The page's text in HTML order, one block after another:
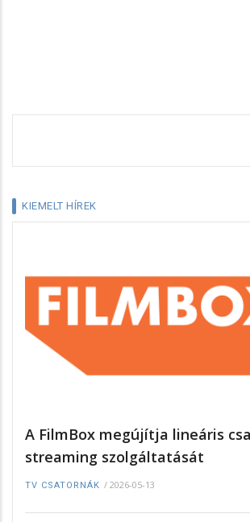
KIEMELT HÍREK
A FilmBox megújítja lineáris
streaming szolgáltatását
TV CSATORNÁK / 2026-05-13